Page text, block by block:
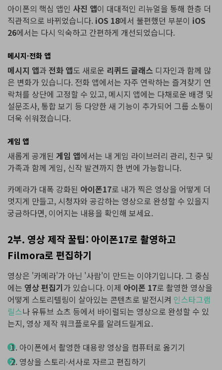
아이폰의 핵심 앱인 사진 앱이 대대적인 리뉴얼을 통해 한층 더
직관적으로 바뀌었습니다. iOS 18에서 불편했던 부분이 iOS
26에서는 다시 익숙하고 간편하게 개선되었습니다.
메시지·전화 앱
메시지 앱과 전화 앱도 새로운 리퀴드 글래스 디자인과 함께 많
은 변화가 있습니다. 전화 앱에서는 자주 연락하는 즐겨찾기 연
락처를 상단에 고정할 수 있고, 메시지 앱에는 다채로운 배경 및
설문조사, 통합 보기 등 다양한 새 기능이 추가되어 그룹 소통이
더욱 쉬워졌습니다.
게임 앱
새롭게 공개된 게임 앱에서는 내 게임 라이브러리 관리, 친구 및
가족과 함께 게임, 신작 발견까지 한 번에 가능합니다.
카메라가 대폭 강화된 아이폰17로 내가 찍은 영상을 어떻게 더
멋지게 만들고, 시청자와 공감하는 영상으로 완성할 수 있을지
궁금하다면, 이어지는 내용을 확인해 보세요.
2부. 영상 제작 꿀팁: 아이폰17로 촬영하고
Filmora로 편집하기
영상은 '카메라'가 아닌 '사람'이 만드는 이야기입니다. 그 중심
에는 영상 편집기가 있습니다. 이제 아이폰 17로 촬영한 영상을
어떻게 스토리텔링이 살아있는 콘텐츠로 발전시켜 인스타그램
릴스나 유튜브 쇼츠 등에서 바이럴되는 영상으로 완성할 수 있
는지, 영상 제작 워크플로우를 알려드릴게요.
아이폰에서 촬영한 대용량 영상을 컴퓨터로 옮기기
영상을 스토리·서사로 자르고 편집하기